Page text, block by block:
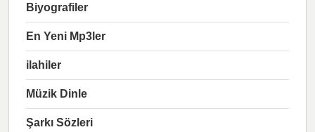
Biyografiler
En Yeni Mp3ler
ilahiler
Müzik Dinle
Şarkı Sözleri